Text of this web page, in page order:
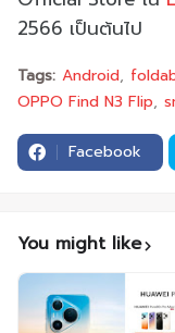
2566 เป็นต้นไป
Tags: Android
OPPO Find N3 Flip
Facebook
You might like